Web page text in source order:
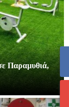
Παραμυθιά,